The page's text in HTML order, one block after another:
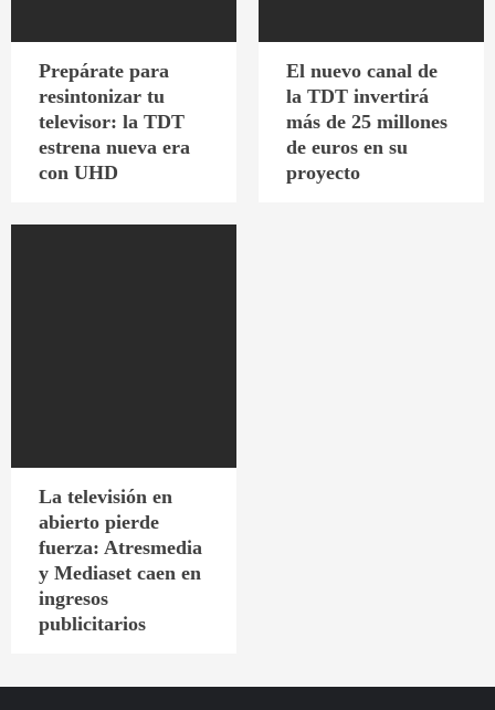
Prepárate para
resintonizar tu
televisor: la TDT
estrena nueva era
con UHD
El nuevo canal de
la TDT invertirá
más de 25 millones
de euros en su
proyecto
La televisión en
abierto pierde
fuerza: Atresmedia
y Mediaset caen en
ingresos
publicitarios